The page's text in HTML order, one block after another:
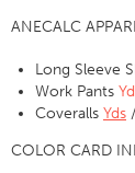
Productos
Marca
Aplicación
ANECALC
Long Sleeve
Work Pants
Coveralls Yds /
COLOR CARD